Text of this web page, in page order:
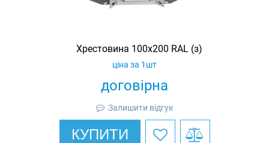
Хрестовина 100х200 RAL (з)
договірна
ціна за 1шт
Залишити відгук
КУПИТИ